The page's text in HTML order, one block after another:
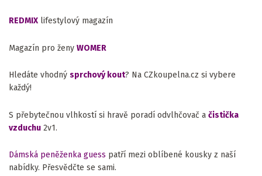
REDMIX lifestylový magazín
Magazín pro ženy WOMER
Hledáte vhodný sprchový kout? Na CZkoupelna.cz si vybere
každý!
S přebytečnou vlhkostí si hravě poradí odvlhčovač a čistička
vzduchu 2v1.
Dámská peněženka guess patří mezi oblíbené kousky z naší
nabídky. Přesvědčte se sami.